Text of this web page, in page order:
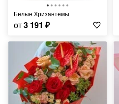
Белые Хризантемы
от3 191 ₽